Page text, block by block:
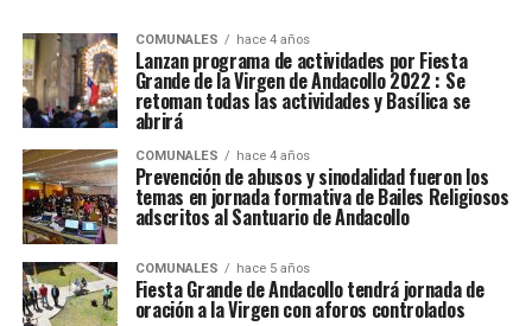
COMUNALES hace 4 años
Lanzan programa de actividades por Fiesta
Grande de la Virgen de Andacollo 2022 : Se
retoman todas las actividades y Basílica se
abrirá
COMUNALES hace 4 años
Prevención de abusos y sinodalidad fueron los
temas en jornada formativa de Bailes Religiosos
adscritos al Santuario de Andacollo
COMUNALES hace 5 años
Fiesta Grande de Andacollo tendrá jornada de
oración a la Virgen con aforos controlados